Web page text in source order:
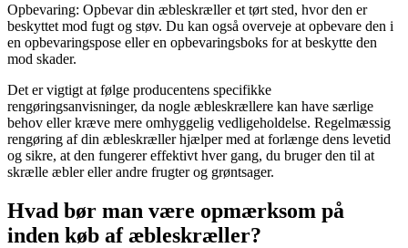
Opbevaring: Opbevar din æbleskræller et tørt sted, hvor den er
beskyttet mod fugt og støv. Du kan også overveje at opbevare den i
en opbevaringspose eller en opbevaringsboks for at beskytte den
mod skader.
Det er vigtigt at følge producentens specifikke
rengøringsanvisninger, da nogle æbleskrællere kan have særlige
behov eller kræve mere omhyggelig vedligeholdelse. Regelmæssig
rengøring af din æbleskræller hjælper med at forlænge dens levetid
og sikre, at den fungerer effektivt hver gang, du bruger den til at
skrælle æbler eller andre frugter og grøntsager.
Hvad bør man være opmærksom på
inden køb af æbleskræller?